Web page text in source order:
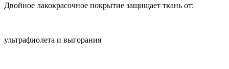
Двойное лакокрасочное покрытие защищает ткань от:
ультрафиолета и выгорания